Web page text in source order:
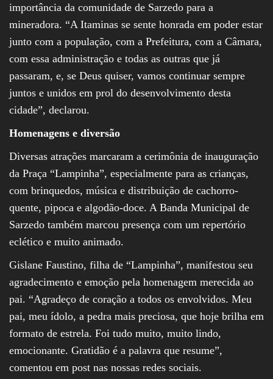
importância da comunidade de Sarzedo para a
mineradora. “A Itaminas se sente honrada em poder estar
junto com a população, com a Prefeitura, com a Câmara,
com essa administração e todas as outras que já
passaram, e, se Deus quiser, vamos continuar sempre
juntos e unidos em prol do desenvolvimento desta
cidade”, declarou.
Homenagens e diversão
Diversas atrações marcaram a cerimônia de inauguração
da Praça “Lampinha”, especialmente para as crianças,
com brinquedos, música e distribuição de cachorro-
quente, pipoca e algodão-doce. A Banda Municipal de
Sarzedo também marcou presença com um repertório
eclético e muito animado.
Gislane Faustino, filha de “Lampinha”, manifestou seu
agradecimento e emoção pela homenagem merecida ao
pai. “Agradeço de coração a todos os envolvidos. Meu
pai, meu ídolo, a pedra mais preciosa, que hoje brilha em
formato de estrela. Foi tudo muito, muito lindo,
emocionante. Gratidão é a palavra que resume”,
comentou em post nas nossas redes sociais.